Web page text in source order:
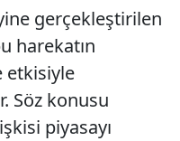
gerçekleştirilen
harekatın
etkisiyle
Söz konusu
piyasayı